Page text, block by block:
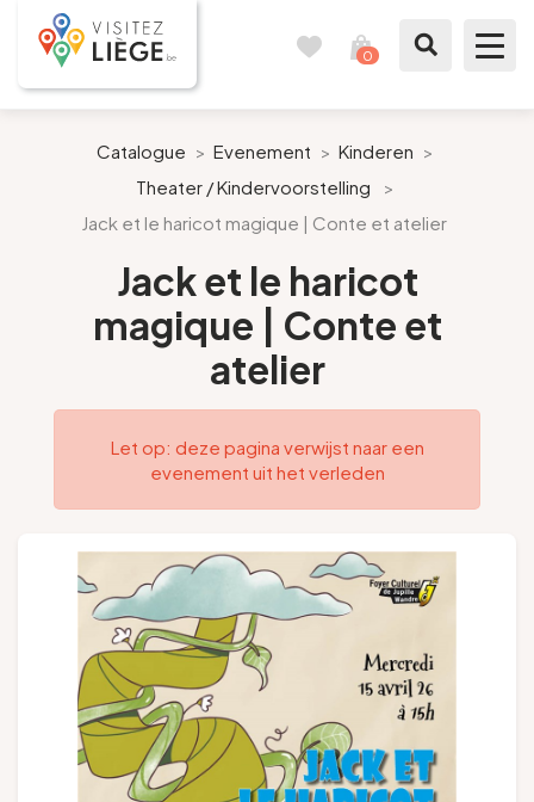
0
Bereid mijn verblijf voor
Onze suggesties
Volg ons
Groepen en touroperators
Catalogue > Evenement > Kinderen >
Theater / Kindervoorstelling
>
Jack et le haricot magique | Conte et atelier
Jack et le haricot
magique | Conte et
atelier
Let op: deze pagina verwijst naar een
evenement uit het verleden